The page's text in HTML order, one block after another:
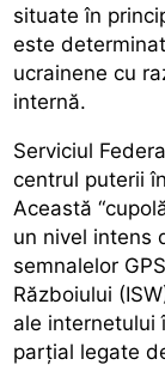
situate în
este
ucrainene cu
internă.
Serviciul
centrul puterii
Această
un nivel intens
semnalelor
Războiului
ale internetului
parțial legate